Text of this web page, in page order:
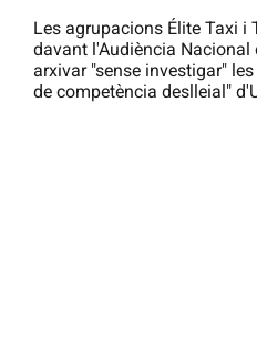
Les agrupacions Élite Taxi i
davant l'Audiència Nacional
arxivar "sense investigar"
de competència deslleial"